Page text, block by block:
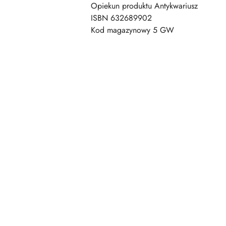
Opiekun produktu Antykwariusz
ISBN 632689902
Kod magazynowy 5 GW